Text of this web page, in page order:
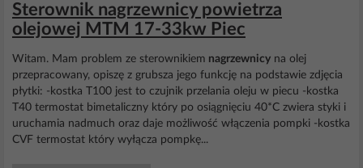
Sterownik nagrzewnicy powietrza
olejowej MTM 17-33kw Piec
Witam. Mam problem ze sterownikiem nagrzewnicy na olej
przepracowany, opiszę z grubsza jego funkcję na podstawie zdjęcia
płytki: -kostka T100 jest to czujnik przelania oleju w piecu -kostka
T40 termostat bimetaliczny który po osiągnięciu 40*C zwiera styki i
uruchamia nadmuch oraz daje możliwość włączenia pompki -kostka
CVF termostat który wyłącza pompkę...